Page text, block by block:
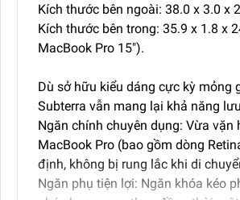
Kích thước bên ngoài: 38.0 x 3.0 x
Kích thước bên trong: 35.9 x 1.8 x
MacBook Pro 15").
Dù sở hữu kiểu dáng cực kỳ mỏng
Subterra vẫn mang lại khả năng
Ngăn chính chuyên dụng: Vừa vặn
MacBook Pro (bao gồm dòng
định, không bị rung lắc khi di
Ngăn phụ tiện lợi: Ngăn khóa kéo